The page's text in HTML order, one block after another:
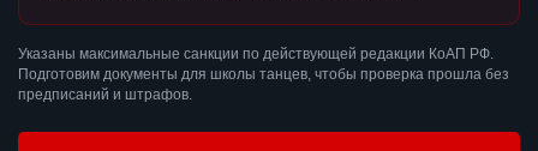
Указаны максимальные санкции по действующей редакции КоАП РФ.
Подготовим документы для школы танцев, чтобы проверка прошла без
предписаний и штрафов.